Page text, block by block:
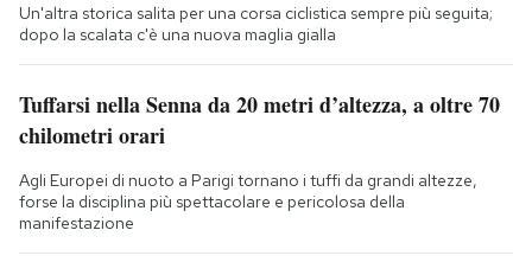
Un'altra storica salita per una corsa ciclistica sempre più seguita;
dopo la scalata c'è una nuova maglia gialla
Tuffarsi nella Senna da 20 metri d’altezza, a oltre 70
chilometri orari
Agli Europei di nuoto a Parigi tornano i tuffi da grandi altezze,
forse la disciplina più spettacolare e pericolosa della
manifestazione